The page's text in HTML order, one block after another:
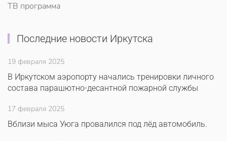
ТВ программа
Последние новости Иркутска
19 февраля 2025
В Иркутском аэропорту начались тренировки личного
состава парашютно-десантной пожарной службы
17 февраля 2025
Вблизи мыса Уюга провалился под лёд автомобиль.